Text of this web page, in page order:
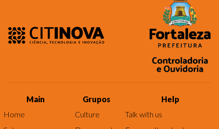
Main
Home
Grupos
Culture
Help
Talk with us